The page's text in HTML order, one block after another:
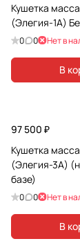
Кушетка
(Элегия-1А)
0 0 Нет в
В
97 500 ₽
Кушетка
(Элегия-3А)
базе)
0 0 Нет в
В